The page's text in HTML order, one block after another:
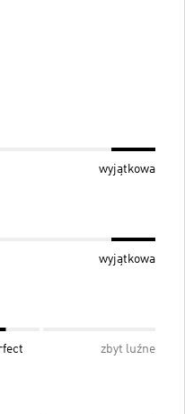
wyjątkowa
wyjątkowa
zbyt luźne